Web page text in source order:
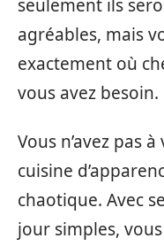
seulement ils
agréables, mais
exactement où
vous avez besoin.
Vous n’avez pas
cuisine
chaotique. Avec
jour simples,